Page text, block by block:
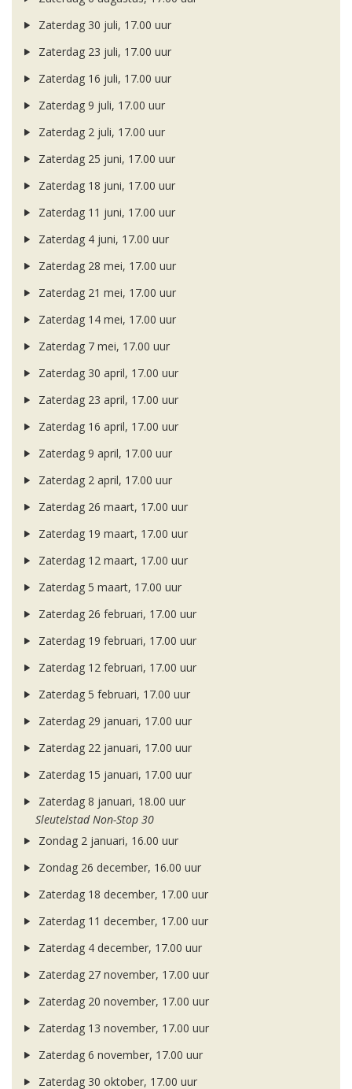
Zaterdag 30 juli, 17.00 uur
Zaterdag 23 juli, 17.00 uur
Zaterdag 16 juli, 17.00 uur
Zaterdag 9 juli, 17.00 uur
Zaterdag 2 juli, 17.00 uur
Zaterdag 25 juni, 17.00 uur
Zaterdag 18 juni, 17.00 uur
Zaterdag 11 juni, 17.00 uur
Zaterdag 4 juni, 17.00 uur
Zaterdag 28 mei, 17.00 uur
Zaterdag 21 mei, 17.00 uur
Zaterdag 14 mei, 17.00 uur
Zaterdag 7 mei, 17.00 uur
Zaterdag 30 april, 17.00 uur
Zaterdag 23 april, 17.00 uur
Zaterdag 16 april, 17.00 uur
Zaterdag 9 april, 17.00 uur
Zaterdag 2 april, 17.00 uur
Zaterdag 26 maart, 17.00 uur
Zaterdag 19 maart, 17.00 uur
Zaterdag 12 maart, 17.00 uur
Zaterdag 5 maart, 17.00 uur
Zaterdag 26 februari, 17.00 uur
Zaterdag 19 februari, 17.00 uur
Zaterdag 12 februari, 17.00 uur
Zaterdag 5 februari, 17.00 uur
Zaterdag 29 januari, 17.00 uur
Zaterdag 22 januari, 17.00 uur
Zaterdag 15 januari, 17.00 uur
Zaterdag 8 januari, 18.00 uur
Sleutelstad Non-Stop 30
Zondag 2 januari, 16.00 uur
Zondag 26 december, 16.00 uur
Zaterdag 18 december, 17.00 uur
Zaterdag 11 december, 17.00 uur
Zaterdag 4 december, 17.00 uur
Zaterdag 27 november, 17.00 uur
Zaterdag 20 november, 17.00 uur
Zaterdag 13 november, 17.00 uur
Zaterdag 6 november, 17.00 uur
Zaterdag 30 oktober, 17.00 uur